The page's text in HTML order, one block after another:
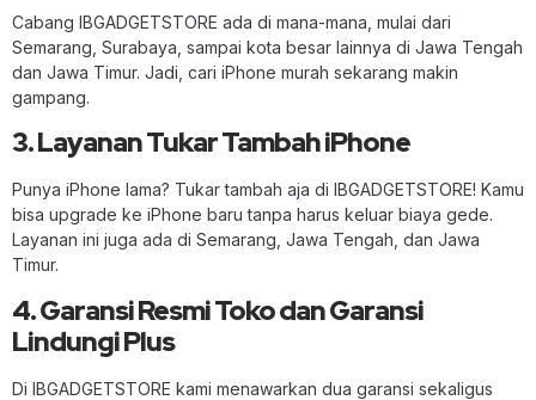
Cabang IBGADGETSTORE ada di mana-mana, mulai dari
Semarang, Surabaya, sampai kota besar lainnya di Jawa Tengah
dan Jawa Timur. Jadi, cari iPhone murah sekarang makin
gampang.
3. Layanan Tukar Tambah iPhone
Punya iPhone lama? Tukar tambah aja di IBGADGETSTORE! Kamu
bisa upgrade ke iPhone baru tanpa harus keluar biaya gede.
Layanan ini juga ada di Semarang, Jawa Tengah, dan Jawa
Timur.
4. Garansi Resmi Toko dan Garansi
Lindungi Plus
Di IBGADGETSTORE kami menawarkan dua garansi sekaligus